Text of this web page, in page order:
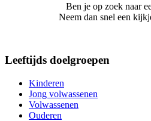
Ben je op zoek naar
Neem dan snel een
Leeftijds doelgroepen
Kinderen
Jong volwassenen
Volwassenen
Ouderen